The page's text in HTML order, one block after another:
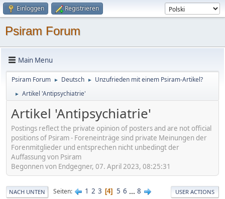
Einloggen Registrieren
Psiram Forum
Main Menu
Psiram Forum ► Deutsch ► Unzufrieden mit einem Psiram-Artikel?
► Artikel 'Antipsychiatrie'
Artikel 'Antipsychiatrie'
Postings reflect the private opinion of posters and are not official
positions of Psiram - Foreneinträge sind private Meinungen der
Forenmitglieder und entsprechen nicht unbedingt der
Auffassung von Psiram
Begonnen von Endgegner, 07. April 2023, 08:25:31
NACH UNTEN Seiten 1 2 3 4 5 6 ... 8 USER ACTIONS